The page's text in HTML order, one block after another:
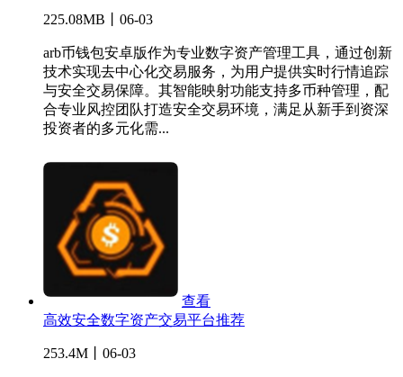
225.08MB丨06-03
arb币钱包安卓版作为专业数字资产管理工具，通过创新
技术实现去中心化交易服务，为用户提供实时行情追踪
与安全交易保障。其智能映射功能支持多币种管理，配
合专业风控团队打造安全交易环境，满足从新手到资深
投资者的多元化需...
查看
高效安全数字资产交易平台推荐
253.4M丨06-03